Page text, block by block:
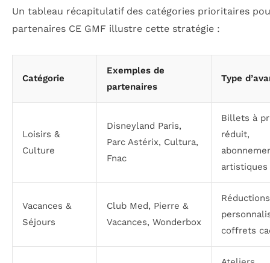
Un tableau récapitulatif des catégories prioritaires
partenaires CE GMF illustre cette stratégie :
Catégorie
Exemples de
partenaires
Type
Loisirs &
Culture
Disneyland Paris,
Parc Astérix, Cultura,
Fnac
Billets à
réduit,
artistiques
Vacances &
Séjours
Club Med, Pierre &
Vacances, Wonderbox
Réductions
coffrets